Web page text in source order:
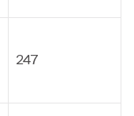
247